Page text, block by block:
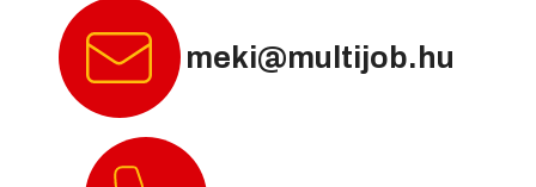
meki@multijob.hu